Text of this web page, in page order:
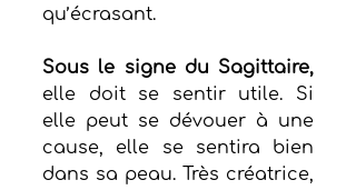
qu’écrasant.
Sous le signe du Sagittaire,
elle doit se sentir utile. Si
elle peut se dévouer à une
cause, elle se sentira bien
dans sa peau. Très créatrice,